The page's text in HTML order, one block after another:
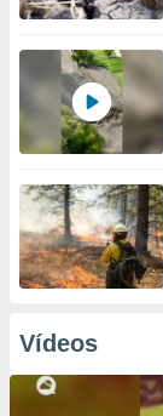
Vídeos